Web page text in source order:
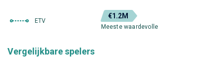
ETV
€1.2M
Meeste waardevolle
Vergelijkbare spelers